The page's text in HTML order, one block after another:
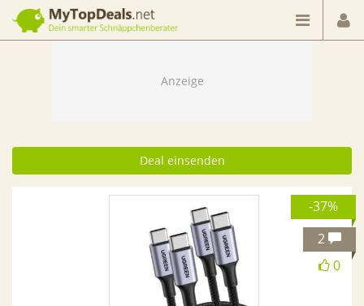
Dein smarter Schnäppchenberater
Deal einsenden
-37%
0
2